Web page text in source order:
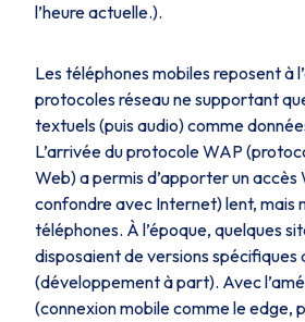
l’heure actuelle.).
Les téléphones mobiles reposent à
protocoles réseau ne supportant
textuels (puis audio) comme
L’arrivée du protocole WAP
Web) a permis d’apporter un accès
confondre avec Internet) lent, mais
téléphones. À l’époque, quelques
disposaient de versions spécifiques
(développement à part). Avec
(connexion mobile comme le edge,